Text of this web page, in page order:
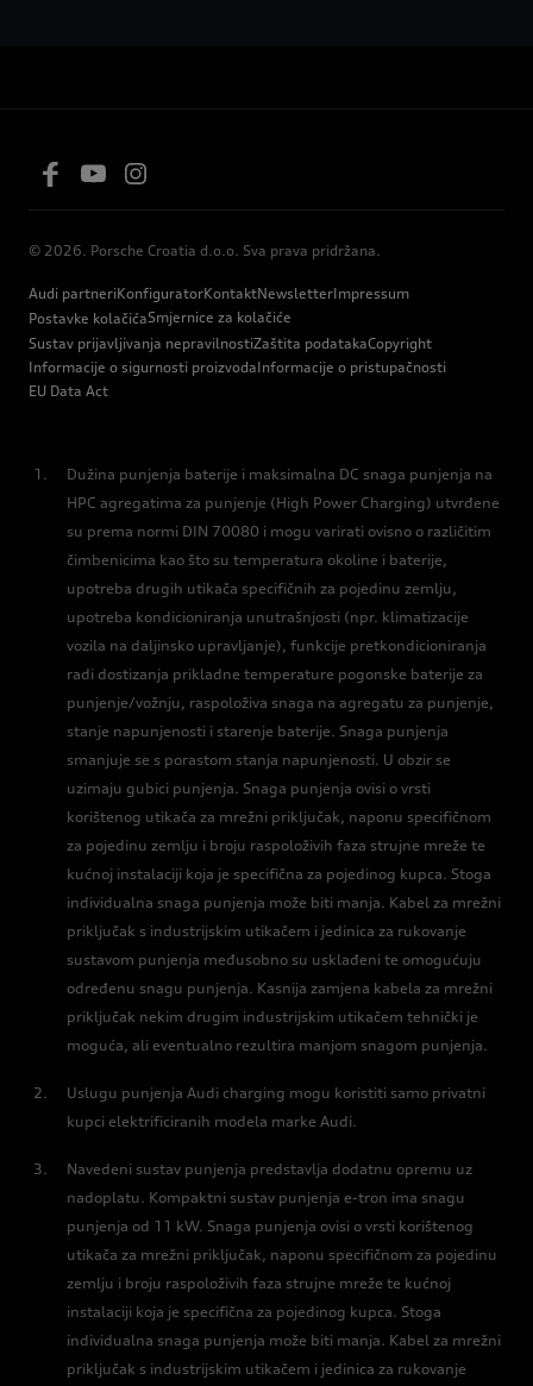
© 2026. Porsche Croatia d.o.o. Sva prava pridržana.
Audi partneriKonfiguratorKontaktNewsletterImpressum
Postavke kolačićaSmjernice za kolačiće
Sustav prijavljivanja nepravilnostiZaštita podatakaCopyright
Informacije o sigurnosti proizvodaInformacije o pristupačnosti
EU Data Act
Dužina punjenja baterije i maksimalna DC snaga punjenja na
HPC agregatima za punjenje (High Power Charging) utvrđene
su prema normi DIN 70080 i mogu varirati ovisno o različitim
čimbenicima kao što su temperatura okoline i baterije,
upotreba drugih utikača specifičnih za pojedinu zemlju,
upotreba kondicioniranja unutrašnjosti (npr. klimatizacije
vozila na daljinsko upravljanje), funkcije pretkondicioniranja
radi dostizanja prikladne temperature pogonske baterije za
punjenje/vožnju, raspoloživa snaga na agregatu za punjenje,
stanje napunjenosti i starenje baterije. Snaga punjenja
smanjuje se s porastom stanja napunjenosti. U obzir se
uzimaju gubici punjenja. Snaga punjenja ovisi o vrsti
korištenog utikača za mrežni priključak, naponu specifičnom
za pojedinu zemlju i broju raspoloživih faza strujne mreže te
kućnoj instalaciji koja je specifična za pojedinog kupca. Stoga
individualna snaga punjenja može biti manja. Kabel za mrežni
priključak s industrijskim utikačem i jedinica za rukovanje
sustavom punjenja međusobno su usklađeni te omogućuju
određenu snagu punjenja. Kasnija zamjena kabela za mrežni
priključak nekim drugim industrijskim utikačem tehnički je
moguća, ali eventualno rezultira manjom snagom punjenja.
Uslugu punjenja Audi charging mogu koristiti samo privatni
kupci elektrificiranih modela marke Audi.
Navedeni sustav punjenja predstavlja dodatnu opremu uz
nadoplatu. Kompaktni sustav punjenja e-tron ima snagu
punjenja od 11 kW. Snaga punjenja ovisi o vrsti korištenog
utikača za mrežni priključak, naponu specifičnom za pojedinu
zemlju i broju raspoloživih faza strujne mreže te kućnoj
instalaciji koja je specifična za pojedinog kupca. Stoga
individualna snaga punjenja može biti manja. Kabel za mrežni
priključak s industrijskim utikačem i jedinica za rukovanje